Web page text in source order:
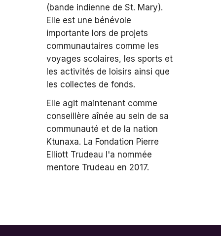
(bande indienne de St. Mary).
Elle est une bénévole
importante lors de projets
communautaires comme les
voyages scolaires, les sports et
les activités de loisirs ainsi que
les collectes de fonds.
Elle agit maintenant comme
conseillère aînée au sein de sa
communauté et de la nation
Ktunaxa. La Fondation Pierre
Elliott Trudeau l'a nommée
mentore Trudeau en 2017.